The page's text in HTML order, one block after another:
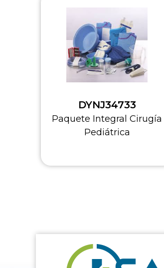
DYNJS0902
Paquete Integral
p/Laparoscopía asistida